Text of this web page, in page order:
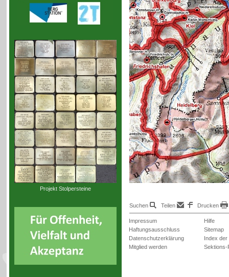
Projekt Stolpersteine
Suchen Teilen Drucken
Impressum
Haftungsausschluss
Datenschutzerklärung
Mitglied werden
Hilfe
Sitemap
Index der
Sektions-